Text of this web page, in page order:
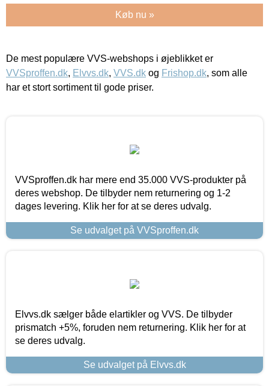
Køb nu »
De mest populære VVS-webshops i øjeblikket er
VVSproffen.dk, Elvvs.dk, VVS.dk og Frishop.dk, som alle
har et stort sortiment til gode priser.
VVSproffen.dk har mere end 35.000 VVS-produkter på
deres webshop. De tilbyder nem returnering og 1-2
dages levering. Klik her for at se deres udvalg.
Se udvalget på VVSproffen.dk
Elvvs.dk sælger både elartikler og VVS. De tilbyder
prismatch +5%, foruden nem returnering. Klik her for at
se deres udvalg.
Se udvalget på Elvvs.dk